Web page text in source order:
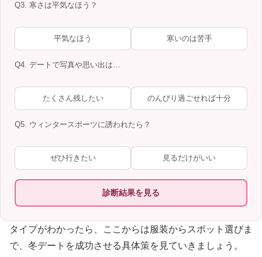
Q3. 寒さは平気なほう？
平気なほう 寒いのは苦手
Q4. デートで写真や思い出は…
たくさん残したい のんびり過ごせれば十分
Q5. ウィンタースポーツに誘われたら？
ぜひ行きたい 見るだけがいい
診断結果を見る
タイプがわかったら、ここからは服装からスポット選びま
で、冬デートを成功させる具体策を見ていきましょう。